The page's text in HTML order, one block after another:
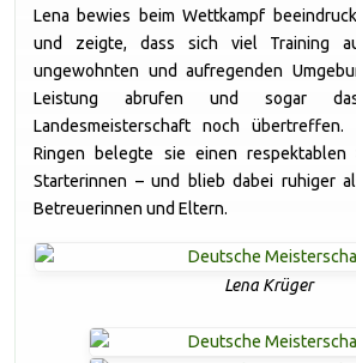
Lena bewies beim Wettkampf
und zeigte, dass sich viel Training
ungewohnten und aufregenden
Leistung abrufen und sogar
Landesmeisterschaft noch
Ringen belegte sie einen
Starterinnen – und blieb dabei ruhiger
Betreuerinnen und Eltern.
Lena Krüger